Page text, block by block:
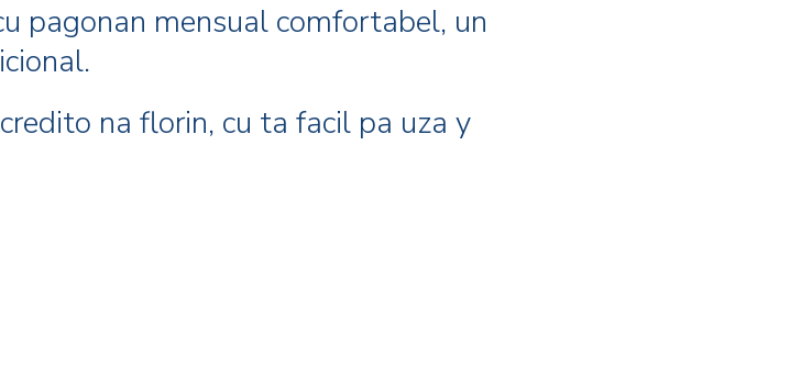
pagonan mensual comfortabel, un
na florin, cu ta facil pa uza y